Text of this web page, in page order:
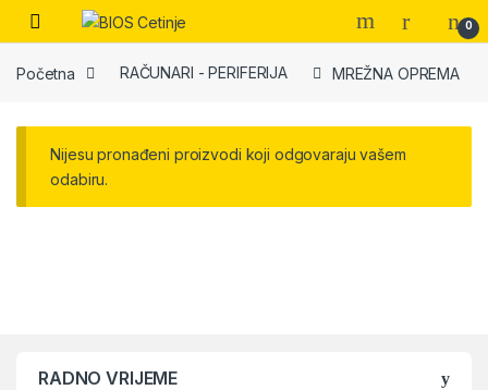
Skip to navigation
Skip to content
Open 0
Početna RAČUNARI - PERIFERIJA MREŽNA OPREMA
Nijesu pronađeni proizvodi koji odgovaraju vašem
odabiru.
RADNO VRIJEME